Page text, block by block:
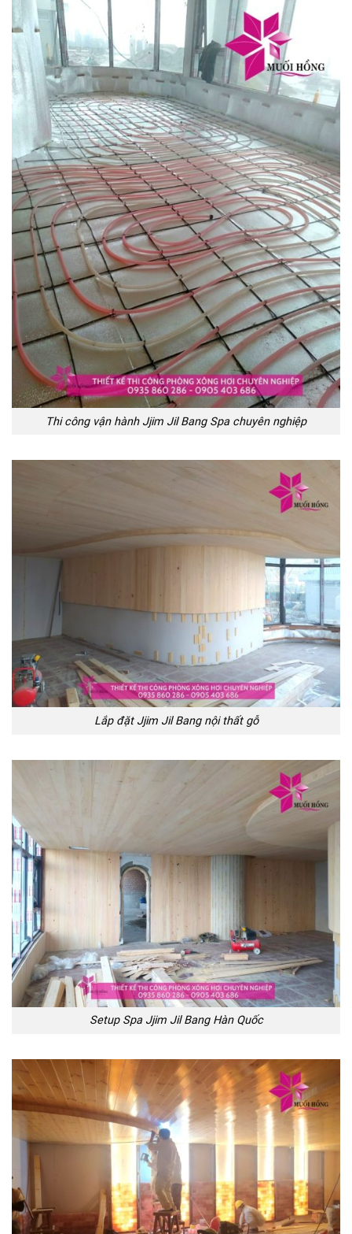
Thi công vận hành Jjim Jil Bang Spa chuyên nghiệp
Lắp đặt Jjim Jil Bang nội thất gỗ
Setup Spa Jjim Jil Bang Hàn Quốc